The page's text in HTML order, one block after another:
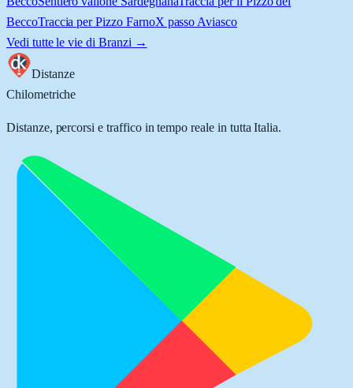
BeccoTraccia per Pizzo FarnoX passo Aviasco
Vedi tutte le vie di Branzi →
Distanze
Chilometriche
Distanze, percorsi e traffico in tempo reale in tutta Italia.